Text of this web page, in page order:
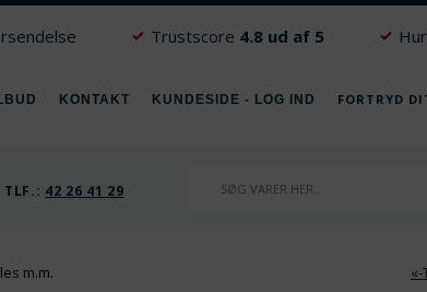
Trustscore 4.8 ud af 5
KONTAKT KUNDESIDE - LOG IND FORTRYD
TLF.: 42 26 41 29
m.m.